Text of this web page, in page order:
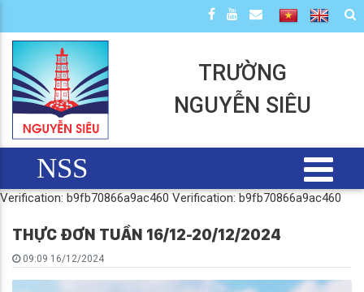
TRƯỜNG
NGUYỄN SIÊU
NSS
Verification: b9fb70866a9ac460 Verification: b9fb70866a9ac460
THỰC ĐƠN TUẦN 16/12-20/12/2024
09:09 16/12/2024